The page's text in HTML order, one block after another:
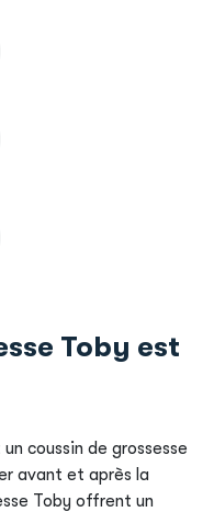
Toby est
coussin de grossesse
avant et après la
Toby offrent un